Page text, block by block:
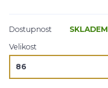
Dostupnost
SKLADEM
Velikost